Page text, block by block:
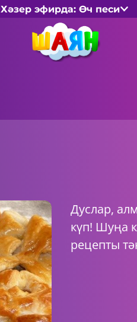
Хәзер эфирда: Өч песи
Дуслар,
күп! Шуңа
рецепты